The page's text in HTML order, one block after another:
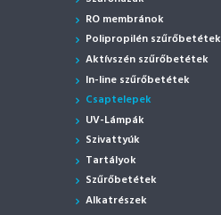
RO membránok
Polipropilén szűrőbetétek
Aktívszén szűrőbetétek
In-line szűrőbetétek
Csaptelepek
UV-Lámpák
Szivattyúk
Tartályok
Szűrőbetétek
Alkatrészek